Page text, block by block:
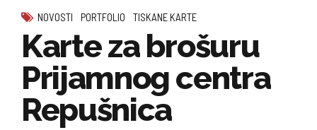
NOVOSTI PORTFOLIO TISKANE KARTE
Karte za brošuru
Prijamnog centra
Repušnica